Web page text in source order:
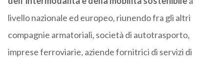
livello nazionale ed europeo, riunendo fra gli altri
compagnie armatoriali, società di autotrasporto,
imprese ferroviarie, aziende fornitrici di servizi di